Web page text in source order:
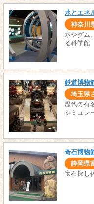
水とエネ
神奈川
水やダム
る科学館
鉄道博物
埼玉県
歴代の有
シミュレ
奇石博物
静岡県
宝石探し